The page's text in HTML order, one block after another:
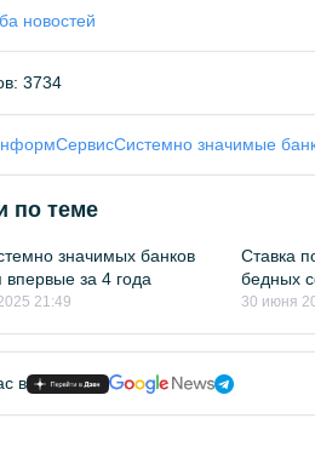
новостей
3734
Системно значимые
по теме
значимых банков
впервые за 4 года
21:49
Ставка
бедных
30 июня
в